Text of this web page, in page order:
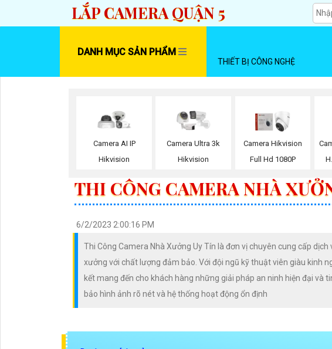
LẮP CAMERA QUẬN 5
DANH MỤC SẢN PHẨM
THIẾT BỊ CÔNG NGHỆ
Camera AI IP
Hikvision
Camera Ultra 3k
Hikvision
Camera Hikvision
Full Hd 1080P
THI CÔNG CAMERA NHÀ
6/2/2023 2:00:16 PM
Thi Công Camera Nhà Xưởng Uy Tín là đơn vị chuyên cung cấp
xưởng với chất lượng đảm bảo. Với đội ngũ kỹ thuật viên giàu kinh
kết mang đến cho khách hàng những giải pháp an ninh hiện đại và
bảo hình ảnh rõ nét và hệ thống hoạt động ổn định